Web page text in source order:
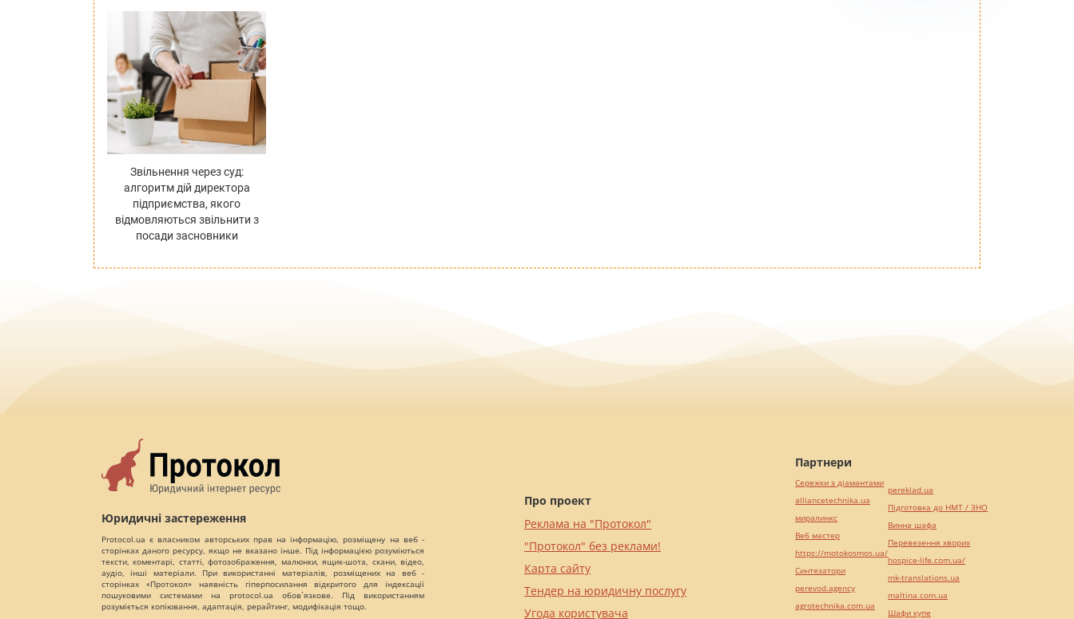
Звільнення через суд:
алгоритм дій директора
підприємства, якого
відмовляються звільнити з
посади засновники
Юридичні застереження
Protocol.ua є власником авторських прав на інформацію, розміщену на веб -
сторінках даного ресурсу, якщо не вказано інше. Під інформацією розуміються
тексти, коментарі, статті, фотозображення, малюнки, ящик-шота, скани, відео,
аудіо, інші матеріали. При використанні матеріалів, розміщених на веб -
сторінках «Протокол» наявність гіперпосилання відкритого для індексації
пошуковими системами на protocol.ua обов`язкове. Під використанням
розуміється копіювання, адаптація, рерайтинг, модифікація тощо.
Про проект
Реклама на "Протокол"
"Протокол" без реклами!
Карта сайту
Тендер на юридичну послугу
Угода користувача
Партнери
Сережки з діамантами
alliancetechnika.ua
миралинкс
Веб мастер
https://motokosmos.ua/
Синтезатори
perevod.agency
agrotechnika.com.ua
pereklad.ua
Підготовка до НМТ / ЗНО
Винна шафа
Перевезення хворих
hospice-life.com.ua/
mk-translations.ua
maltina.com.ua
Шафи купе